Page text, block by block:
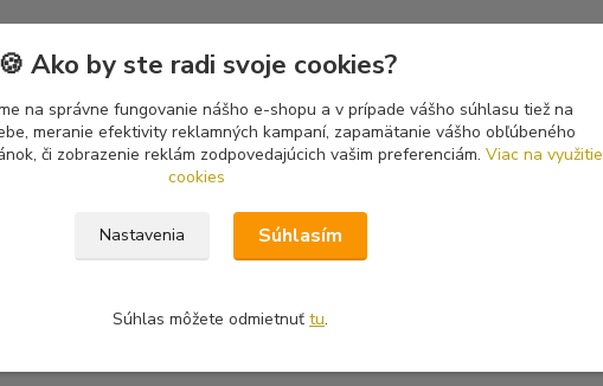
🍪 Ako by ste radi svoje cookies?
na správne fungovanie nášho e-shopu a v prípade vášho súhlasu tiež na
meranie efektivity reklamných kampaní, zapamätanie vášho obľúbeného
či zobrazenie reklám zodpovedajúcich vašim preferenciám. Viac na využitie
cookies
Nastavenia Súhlasím
Súhlas môžete odmietnuť tu.